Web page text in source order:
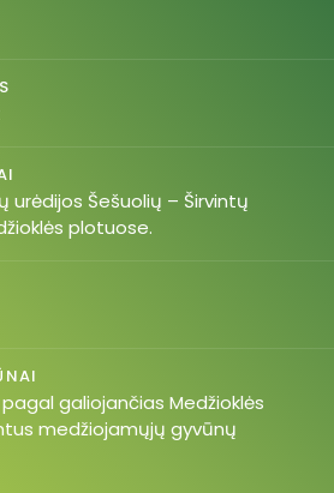
urėdijos Šešuolių – Širvintų
plotuose.
galiojančias Medžioklės
medžiojamųjų gyvūnų